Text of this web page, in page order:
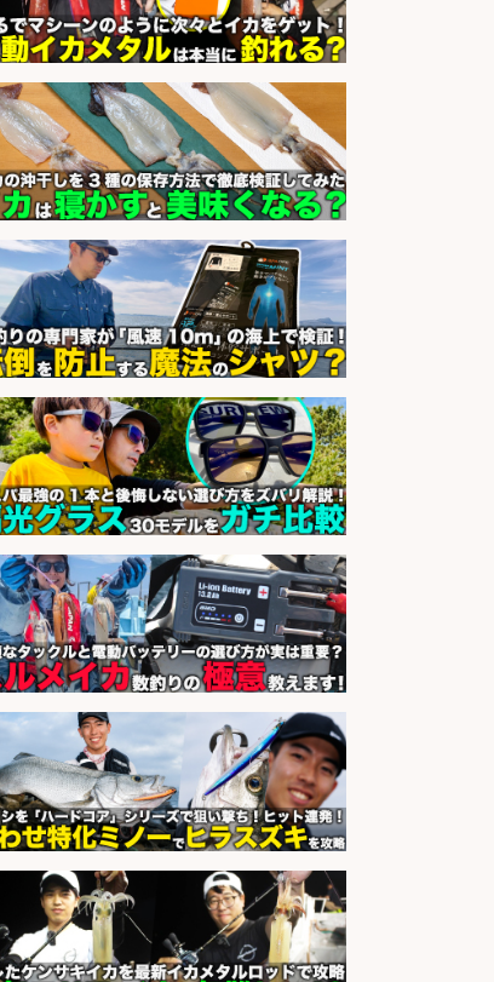
型連休あり×残業なし×土日祝休み/
滋賀県
会社名 株式会社ホットスタッフ滋賀
sponsored by 求人ボックス
日払いOKで即日収入/ライン作業員/
「堺市堺区」「時給1,600円」堺市
堺区の工場で自転車部品や釣り具の
組立/入社祝金10万円/未経験歓迎・
土日祝休みで年間休日126日・日払
いOK/大阪府
会社名
パーソルファクトリーパートナ
ーズ株式会社
sponsored by 求人ボックス
日払いOKで即日収入/製造スタッフ/
「広島市佐伯区」お魚のパック詰め
や品出し業務/広島市佐伯区内/「時
給1,200円」日払い可/残業少なめ×
週4日〜OK×車通勤OK
会社名 株式会社ホットスタッフ五日市
コンビニ/広島県/調理なし・軽作業
スタート お魚のパック詰め 品出し/
週4日から勤務OK/希望休が取得で
きる
会社名 株式会社ホットスタッフ五日市
sponsored by 求人ボックス